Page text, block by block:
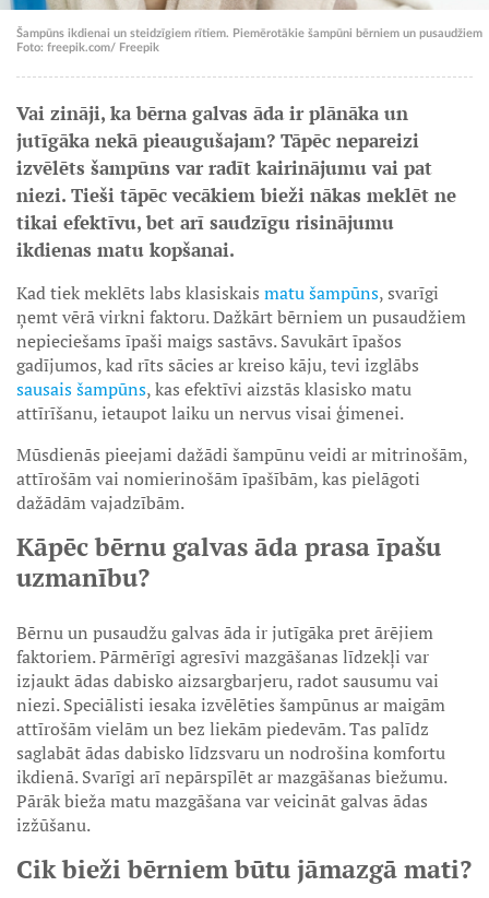
Šampūns ikdienai un steidzīgiem rītiem. Piemērotākie šampūni bērniem un pusaudžiem
Foto: freepik.com/ Freepik
Vai zināji, ka bērna galvas āda ir plānāka un
jutīgāka nekā pieaugušajam? Tāpēc nepareizi
izvēlēts šampūns var radīt kairinājumu vai pat
niezi. Tieši tāpēc vecākiem bieži nākas meklēt ne
tikai efektīvu, bet arī saudzīgu risinājumu
ikdienas matu kopšanai.
Kad tiek meklēts labs klasiskais matu šampūns, svarīgi
ņemt vērā virkni faktoru. Dažkārt bērniem un pusaudžiem
nepieciešams īpaši maigs sastāvs. Savukārt īpašos
gadījumos, kad rīts sācies ar kreiso kāju, tevi izglābs
sausais šampūns, kas efektīvi aizstās klasisko matu
attīrīšanu, ietaupot laiku un nervus visai ģimenei.
Mūsdienās pieejami dažādi šampūnu veidi ar mitrinošām,
attīrošām vai nomierinošām īpašībām, kas pielāgoti
dažādām vajadzībām.
Kāpēc bērnu galvas āda prasa īpašu
uzmanību?
Bērnu un pusaudžu galvas āda ir jutīgāka pret ārējiem
faktoriem. Pārmērīgi agresīvi mazgāšanas līdzekļi var
izjaukt ādas dabisko aizsargbarjeru, radot sausumu vai
niezi. Speciālisti iesaka izvēlēties šampūnus ar maigām
attīrošām vielām un bez liekām piedevām. Tas palīdz
saglabāt ādas dabisko līdzsvaru un nodrošina komfortu
ikdienā. Svarīgi arī nepārspīlēt ar mazgāšanas biežumu.
Pārāk bieža matu mazgāšana var veicināt galvas ādas
izžūšanu.
Cik bieži bērniem būtu jāmazgā mati?